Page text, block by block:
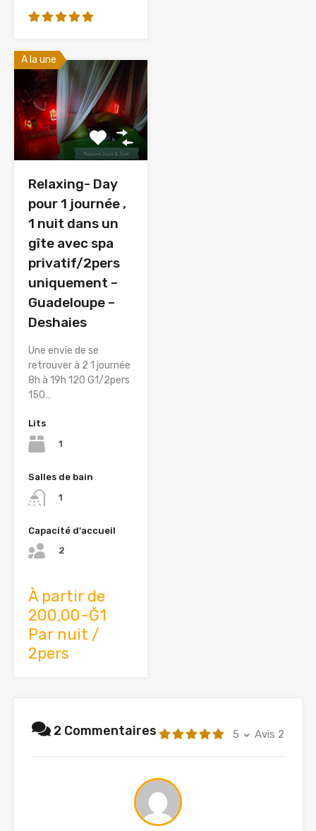
A la une
Relaxing- Day
pour 1 journée ,
1 nuit dans un
gîte avec spa
privatif/2pers
uniquement –
Guadeloupe –
Deshaies
Une envie de se
retrouver à 2 1 journée
8h à 19h 120 G1/2pers
150…
Lits
1
Salles de bain
1
Capacité d'accueil
2
À partir de
200,00-Ğ1
Par nuit /
2pers
2 Commentaires 5 Avis 2